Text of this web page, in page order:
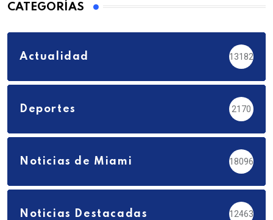
CATEGORÍAS
Actualidad 13182
Deportes 2170
Noticias de Miami 18096
Noticias Destacadas 12463